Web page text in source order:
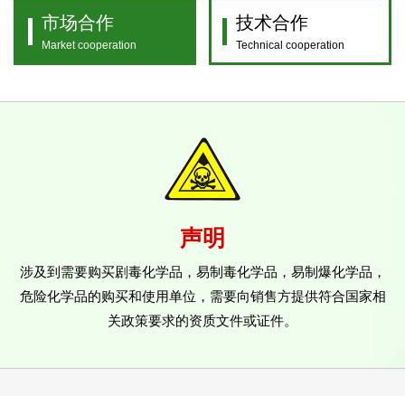
市场合作
Market cooperation
技术合作
Technical cooperation
声明
涉及到需要购买剧毒化学品，易制毒化学品，易制爆化学品，
危险化学品的购买和使用单位，需要向销售方提供符合国家相
关政策要求的资质文件或证件。